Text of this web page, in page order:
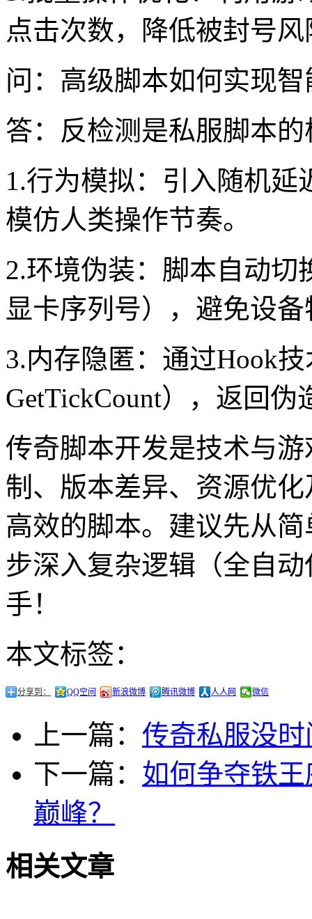
点击次数，降低被封号风
问：高级脚本如何实现
答：反检测是私服脚本
1.行为模拟：引入随机延
模仿人类操作节奏。
2.环境伪装：脚本自动
显卡序列号），避免设
3.内存隐匿：通过Hook
GetTickCount），返回
传奇脚本开发是技术与
制、版本差异、资源优
高效的脚本。建议先从
步深入复杂逻辑（全自
手！
本文标签：
分享到： QQ空间 新浪微博 腾讯微博 人人网 微信
上一篇： 传奇私服没
下一篇： 如何争夺铁
巅峰？
相关文章